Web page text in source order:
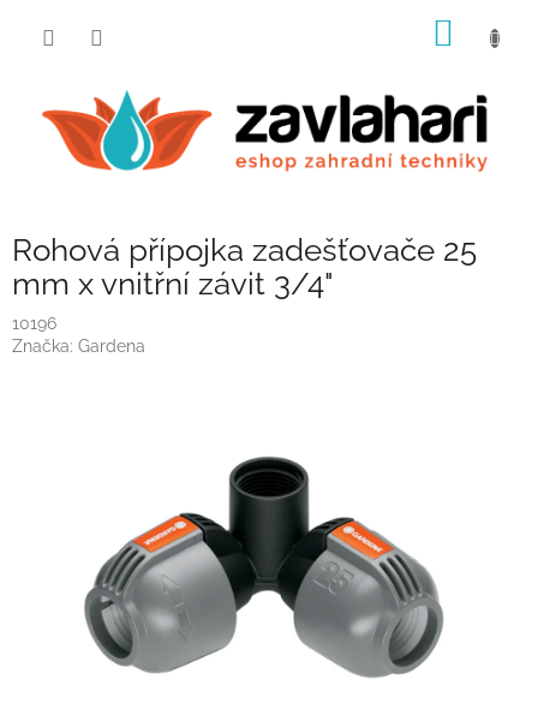
Rohová přípojka zadešťovače 25
mm x vnitřní závit 3/4"
10196
Značka: Gardena